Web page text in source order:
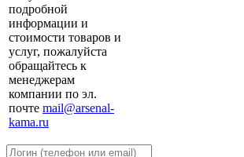
подробной
информации и
стоимости товаров и
услуг, пожалуйста
обращайтесь к
менеджерам
компании по эл.
почте mail@arsenal-
kama.ru